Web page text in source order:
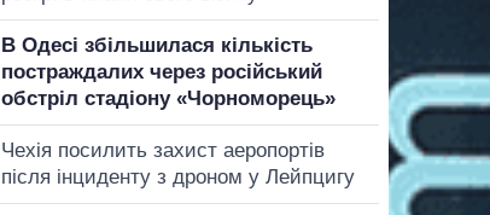
В Одесі збільшилася кількість
постраждалих через російський
обстріл стадіону «Чорноморець»
Чехія посилить захист аеропортів
після інциденту з дроном у Лейпцигу